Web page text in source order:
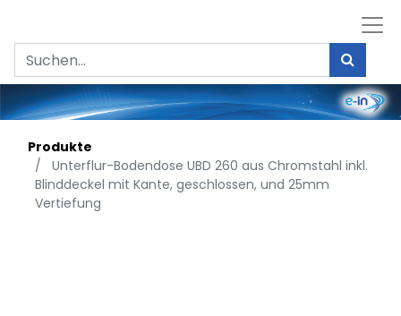
Produkte
Unterflur-Bodendose UBD 260 aus Chromstahl inkl.
Blinddeckel mit Kante, geschlossen, und 25mm
Vertiefung